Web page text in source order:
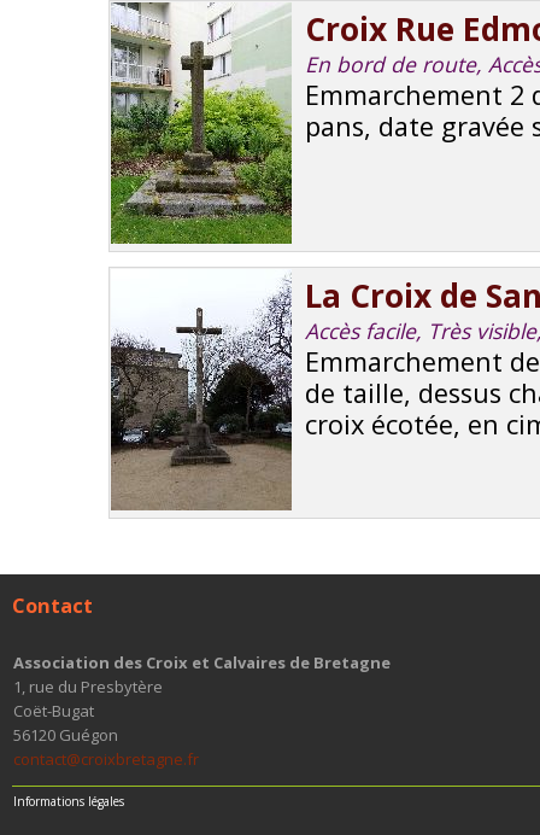
Croix Rue
En bord de route,
Emmarchement 2
pans, date gravée
La Croix de
Accès facile, Très
Emmarchement
de taille, dessus
croix écotée, en
Contact
Association des Croix et Calvaires de Bretagne
1, rue du Presbytère
Coët-Bugat
56120 Guégon
contact@croixbretagne.fr
Informations légales